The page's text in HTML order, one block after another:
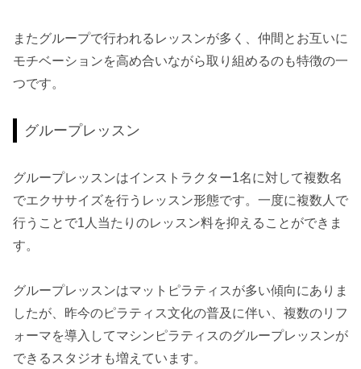
またグループで行われるレッスンが多く、仲間とお互いに
モチベーションを高め合いながら取り組めるのも特徴の一
つです。
グループレッスン
グループレッスンはインストラクター1名に対して複数名
でエクササイズを行うレッスン形態です。一度に複数人で
行うことで1人当たりのレッスン料を抑えることができま
す。
グループレッスンはマットピラティスが多い傾向にありま
したが、昨今のピラティス文化の普及に伴い、複数のリフ
ォーマを導入してマシンピラティスのグループレッスンが
できるスタジオも増えています。